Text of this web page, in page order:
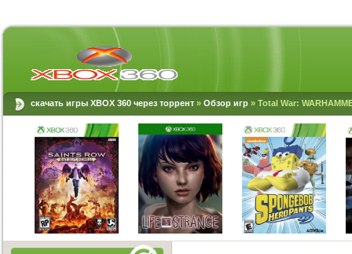
скачать игры XBOX 360 через торрент » Обзор игр » Total War: